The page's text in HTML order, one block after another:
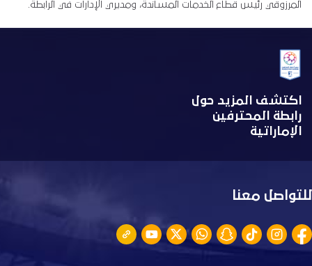
المرزوقي رئيس قطاع الخدمات المساندة، ومديري الإدارات في الرابطة.
اكتشف المزيد حول
رابطة المحترفين
الإماراتية
للتواصل معنا